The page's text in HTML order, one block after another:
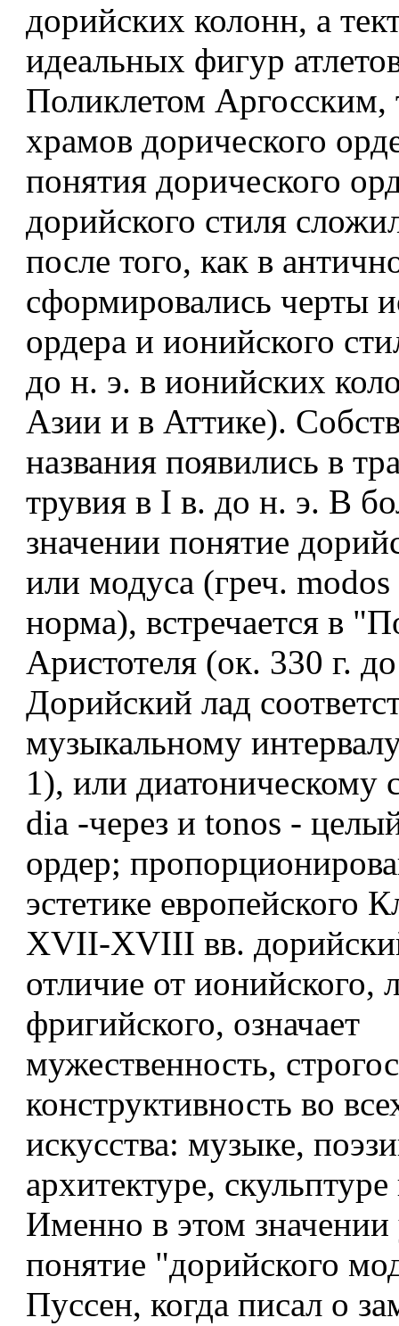
дорийских колонн, а
идеальных фигур
Поликлетом Аргосским,
храмов дорического
понятия дорического
дорийского стиля
после того, как в
сформировались черты
ордера и ионийского
до н. э. в ионийских
Азии и в Аттике).
названия появились в
трувия в I в. до н. э. В
значении понятие
или модуса (греч.
норма), встречается в
Аристотеля (ок. 330 г.
Дорийский лад
музыкальному
1), или диатоническому
dia -через и tonos -
ордер;
эстетике европейского
XVII-XVIII вв.
отличие от ионийского,
фригийского, означает
мужественность,
конструктивность во
искусства: музыке,
архитектуре,
Именно в этом значении
понятие "дорийского
Пуссен, когда писал о